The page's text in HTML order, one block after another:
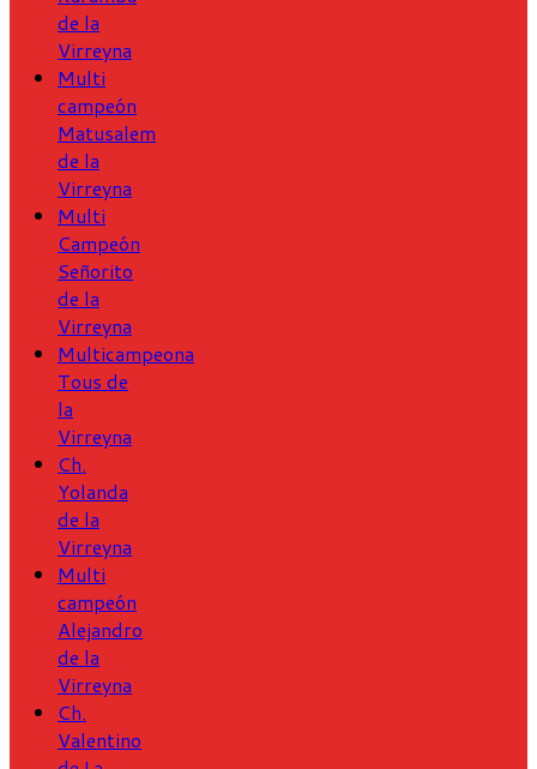
de la
Virreyna
Multi
campeón
Matusalem
de la
Virreyna
Multi
Campeón
Señorito
de la
Virreyna
Multicampeona
Tous de
la
Virreyna
Ch.
Yolanda
de la
Virreyna
Multi
campeón
Alejandro
de la
Virreyna
Ch.
Valentino